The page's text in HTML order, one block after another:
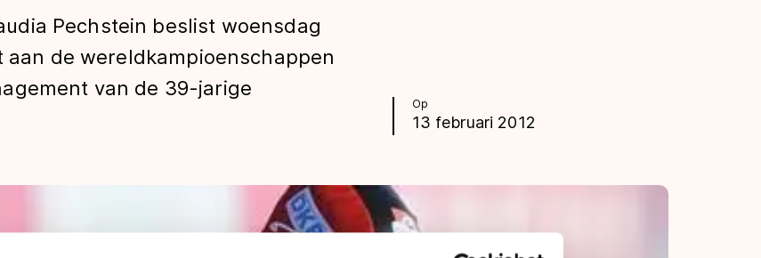
Op
13 februari 2012
Pechstein beslist woensdag
de wereldkampioenschappen
van de 39-jarige